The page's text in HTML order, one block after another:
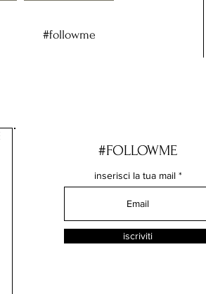
#followme
#FOLLOWME
inserisci la tua mail
iscriviti